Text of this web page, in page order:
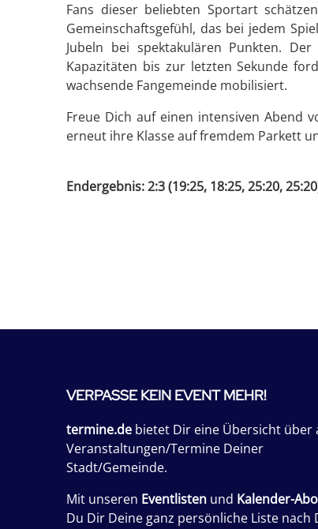
Fans dieser beliebten Sportart
Gemeinschaftsgefühl, das bei jedem
Jubeln bei spektakulären Punkten.
Kapazitäten bis zur letzten Sekunde
wachsende Fangemeinde mobilisiert.
Freue Dich auf einen intensiven Abend
erneut ihre Klasse auf fremdem Parkett
Endergebnis: 2:3 (19:25, 18:25, 25:20,
VERPASSE KEIN EVENT MEHR!
termine.de bietet Dir eine Übersicht über
Veranstaltungen/Termine Deiner
Stadt/Gemeinde.
Mit unseren Eventlisten und Kalender-
Du Dir Deine ganz persönliche Liste nach